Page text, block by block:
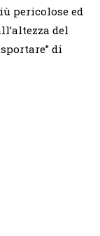
pericolose ed
del
di